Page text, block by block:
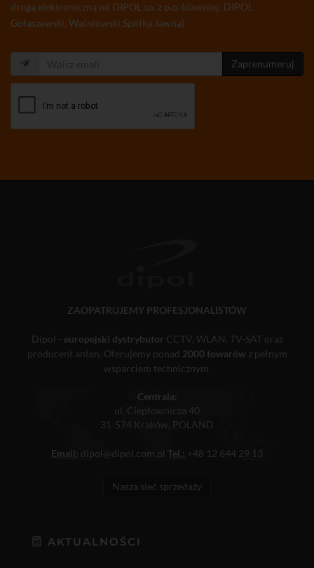
drogą elektroniczną od DIPOL sp. z o.o. (dawniej: DIPOL
Gołaszewski, Waśniowski Spółka Jawna)
Zaprenumeruj
ZAOPATRUJEMY PROFESJONALISTÓW
Dipol - europejski dystrybutor CCTV, WLAN, TV-SAT oraz
producent anten. Oferujemy ponad 2000 towarówz pełnym
wsparciem technicznym.
Centrala:
ul. Ciepłownicza 40
31-574 Kraków, POLAND
Email: dipol@dipol.com.pl Tel.: +48 12 644 29 13
Nasza sieć sprzedaży
AKTUALNOŚCI